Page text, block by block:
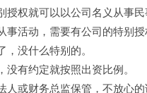
授权就可以以公司名义从事
活动，需要有公司的特别
没什么特别的。
有约定就按照出资比例。
或财务总监保管，不放心的